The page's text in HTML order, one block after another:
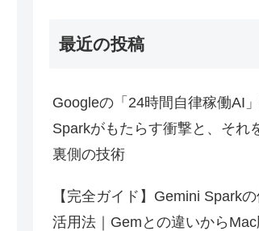
最近の投稿
Googleの「24時間自律稼働AI
Sparkがもたらす衝撃と、それ
裏側の技術
【完全ガイド】Gemini Spark
活用法｜Gemとの違いから